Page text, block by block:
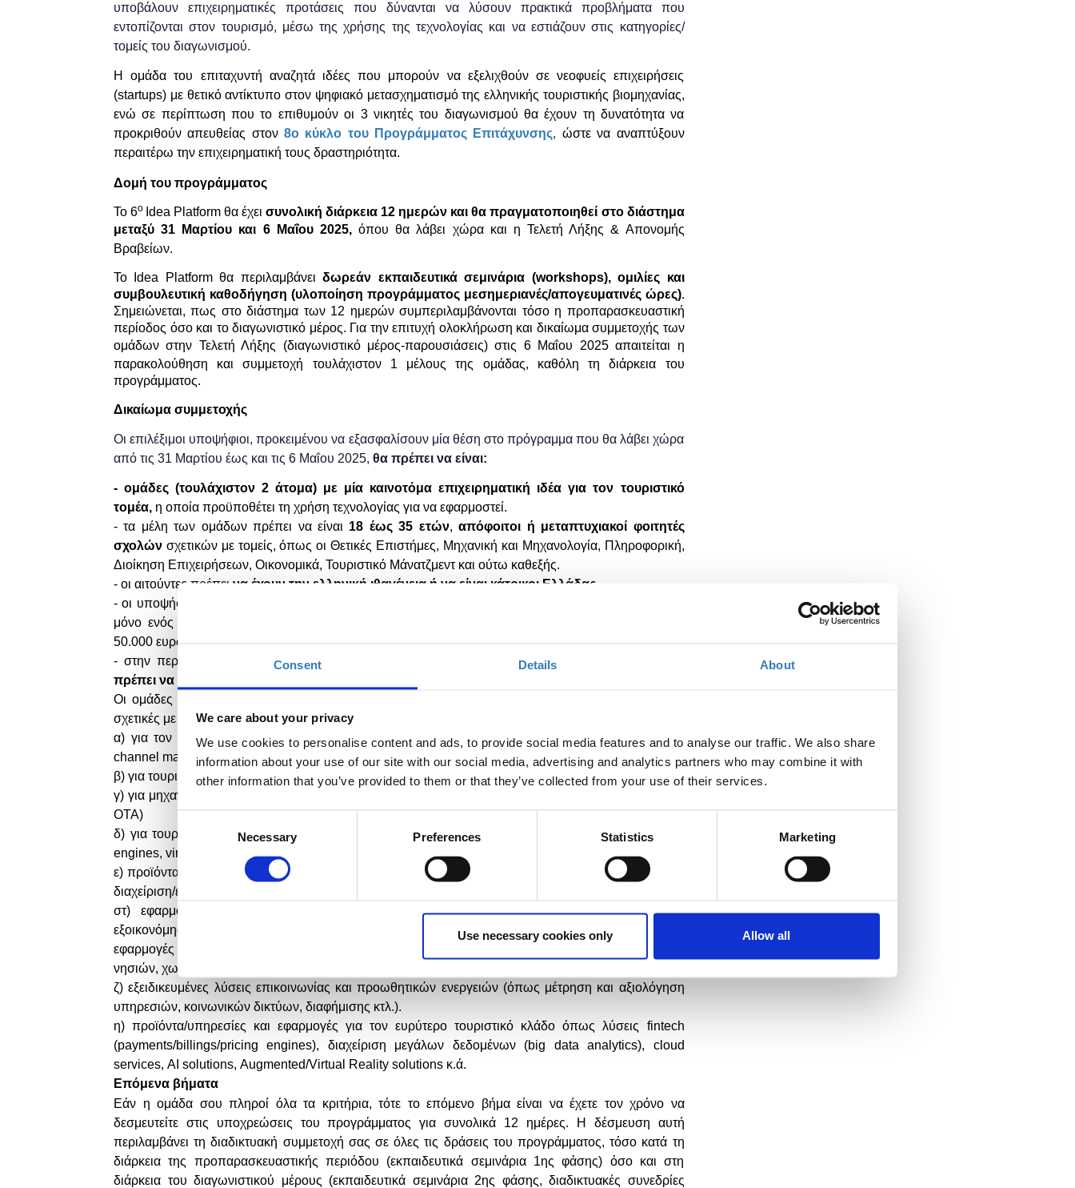
Consent Details About
We care about your privacy
We use cookies to personalise content and ads, to provide social media features and to analyse our traffic. We also share
information about your use of our site with our social media, advertising and analytics partners who may combine it with
other information that you’ve provided to them or that they’ve collected from your use of their services.
Selection
Necessary Preferences Statistics Marketing
Use necessary cookies only Allow all
υποβάλουν επιχειρηματικές προτάσεις που δύνανται να λύσουν πρακτικά προβλήματα που
εντοπίζονται στον τουρισμό, μέσω της χρήσης της τεχνολογίας και να εστιάζουν στις κατηγορίες/
τομείς του διαγωνισμού.
Η ομάδα του επιταχυντή αναζητά ιδέες που μπορούν να εξελιχθούν σε νεοφυείς επιχειρήσεις
(startups) με θετικό αντίκτυπο στον ψηφιακό μετασχηματισμό της ελληνικής τουριστικής βιομηχανίας,
ενώ σε περίπτωση που το επιθυμούν οι 3 νικητές του διαγωνισμού θα έχουν τη δυνατότητα να
προκριθούν απευθείας στον 8ο κύκλο του Προγράμματος Επιτάχυνσης, ώστε να αναπτύξουν
περαιτέρω την επιχειρηματική τους δραστηριότητα.
Δομή του προγράμματος
To 6ο Idea Platform θα έχεισυνολική διάρκεια 12 ημερών και θα πραγματοποιηθεί στο διάστημα
μεταξύ 31 Μαρτίου και 6
Μαΐου 2025,όπου θα λάβει χώρα και η Τελετή Λήξης & Απονομής
Βραβείων.
Το Idea Platformθα περιλαμβάνειδωρεάν εκπαιδευτικά σεμινάρια (workshops), ομιλίες και
συμβουλευτική καθοδήγηση (υλοποίηση προγράμματος μεσημεριανές/απογευματινές ώρες).
Σημειώνεται, πως στο διάστημα των 12 ημερών συμπεριλαμβάνονται τόσο η προπαρασκευαστική
περίοδος όσο και το διαγωνιστικό μέρος. Για την επιτυχή ολοκλήρωση και δικαίωμα συμμετοχής των
ομάδων στην Τελετή Λήξης (διαγωνιστικό μέρος-παρουσιάσεις) στις 6 Μαΐου 2025 απαιτείται η
παρακολούθηση και συμμετοχή τουλάχιστον 1 μέλους της ομάδας, καθόλη τη διάρκεια του
προγράμματος.
Δικαίωμα συμμετοχής
Oι επιλέξιμοι υποψήφιοι, προκειμένου να εξασφαλίσουν μία θέση στο πρόγραμμα που θα λάβει χώρα
από τις 31 Μαρτίου έως και τις 6 Μαΐου 2025, θα πρέπει να είναι:
- ομάδες (τουλάχιστον 2 άτομα) με μία καινοτόμα επιχειρηματική ιδέα για τον τουριστικό
τομέα, η οποία προϋποθέτει τη χρήση τεχνολογίας για να εφαρμοστεί.
- τα μέλη των ομάδων πρέπει να είναι 18 έως 35 ετών,απόφοιτοι ή μεταπτυχιακοί φοιτητές
σχολών σχετικών με τομείς, όπως οι Θετικές Επιστήμες, Μηχανική και Μηχανολογία, Πληροφορική,
Διοίκηση Επιχειρήσεων, Οικονομικά, Τουριστικό Μάνατζμεντ και ούτω καθεξής.
- οι αιτούντες πρέπει να έχουν την ελληνική ιθαγένεια ή να είναι κάτοικοι Ελλάδας
- οι υποψήφιες ομάδες
μόνο ενός πρώτου γύρου χρηματοδότησης/ή από φίλους και οικογένεια (που δεν υπερβαίνει τα
50.000 ευρώ)
- στην περίπτωση που έχουν προχωρήσει ήδη σε ίδρυση εταιρείας,το διάστημα ίδρυσης θα
πρέπει να είναι λιγότερο από 6 μήνες
Οι ομάδες συμμετέχουν με ιδέες για εφαρμογές και λύσεις σε προϊόντα και υπηρεσίες που είναι
σχετικές με τους στόχους και τη θεματική ενότητα του Idea Platform, όπως:
α) για τον τουριστικό κλάδο ξενοδοχίας και εστίασης(hotel management, revenue management,
channel management, HR management, guest products & services, operation toolsκτλ.),
β) για τουριστικές μεταφορές (Distribution & Transfers)
γ) για μηχανές αναζήτησης κρατήσεων και ηλεκτρονικών τουριστικών γραφείων (booking engines &
ΟΤΑ)
δ) για τουριστικές και πολιτιστικές δραστηριότητες, ξεναγήσεις και εκδηλώσεις (
advanced booking
engines, virtual tours,experience
κ.α.)
ε) προϊόντα και λύσεις για αερολιμένες, θαλάσσιο τουρισμό-μαρίνες (διαχείριση σκαφών/ταξιδιωτών,
διαχείριση/έλεγχος ποιότητας, κρατήσεων κ.α.)
στ) εφαρμογές και λύσεις αειφορίας (sustainability solutions), όπως εφαρμογές και λύσεις
εξοικονόμησης ενέργειας και φυσικών πόρων,
waste , ανακύκλωση υλικών κ.ά. (ενδεικτικά
εφαρμογές – λύσεις ξενοδοχειακών μονάδων, τουριστικών εγκαταστάσεων, μουσείων αλλά και
νησιών, χωριών, περιοχών με ιδιαίτερη τουριστική συγκέντρωση κτλ.).
ζ) εξειδικευμένες λύσεις επικοινωνίας και προωθητικών ενεργειών (όπως μέτρηση και αξιολόγηση
υπηρεσιών, κοινωνικών δικτύων, διαφήμισης κτλ.).
η) προϊόντα/υπηρεσίες και εφαρμογές για τον ευρύτερο τουριστικό κλάδο όπως λύσεις fintech
(payments/billings/pricing engines), διαχείριση μεγάλων δεδομένων (big data analytics), cloud
services, AI solutions, Augmented/Virtual Reality solutions κ.ά.
Επόμενα βήματα
Εάν η ομάδα σου πληροί όλα τα κριτήρια, τότε το επόμενο βήμα είναι να έχετε τον χρόνο να
δεσμευτείτε στις υποχρεώσεις του προγράμματος για συνολικά 12 ημέρες. Η δέσμευση αυτή
περιλαμβάνει τη διαδικτυακή συμμετοχή σας σε όλες τις δράσεις του προγράμματος, τόσο κατά τη
διάρκεια της προπαρασκευαστικής περιόδου (εκπαιδευτικά σεμινάρια 1ης φάσης) όσο και στη
διάρκεια του διαγωνιστικού μέρους (εκπαιδευτικά σεμινάρια 2ης φάσης, διαδικτυακές συνεδρίες